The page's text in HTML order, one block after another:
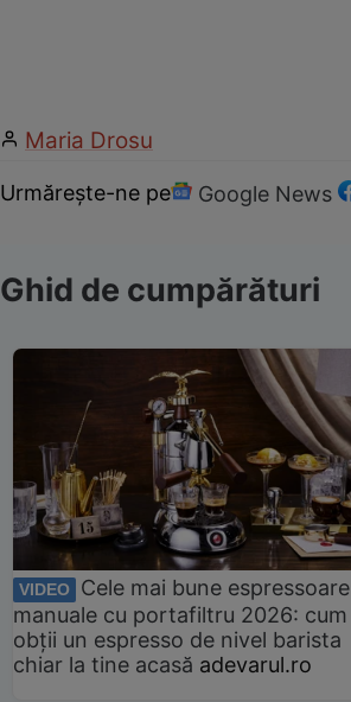
Maria Drosu
Urmărește-ne pe Google News
Ghid de cumpărături
VIDEO
Cele mai bune espressoare
manuale cu portafiltru 2026: cum
obții un espresso de nivel barista
chiar la tine acasă adevarul.ro